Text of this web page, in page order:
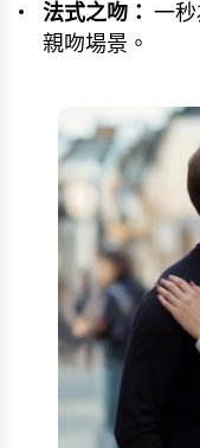
法式之吻： 一
親吻場景。